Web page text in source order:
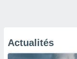
Actualités